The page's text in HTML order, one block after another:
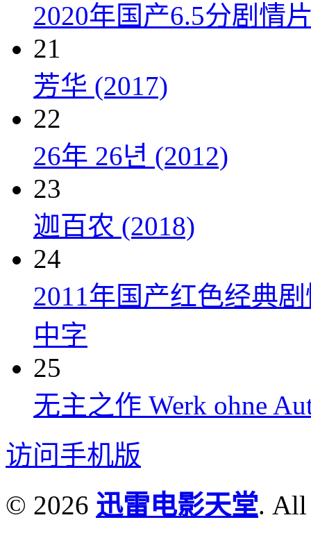
2020年国产6.5分剧情
21
芳华 (2017)
22
26年 26년 (2012)
23
迦百农 (2018)
24
2011年国产红色经典
中字
25
无主之作 Werk ohne
访问手机版
© 2026 迅雷电影天堂. All